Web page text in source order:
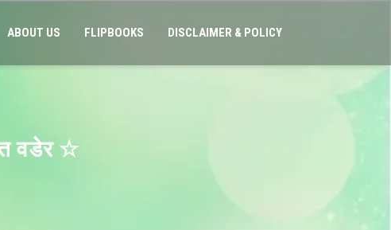
ABOUT US FLIPBOOKS DISCLAIMER & POLICY
वडेर ☆